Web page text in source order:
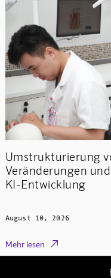
Umstrukturierung
Veränderungen
KI-Entwicklung
August 10, 2026
Mehr lesen 